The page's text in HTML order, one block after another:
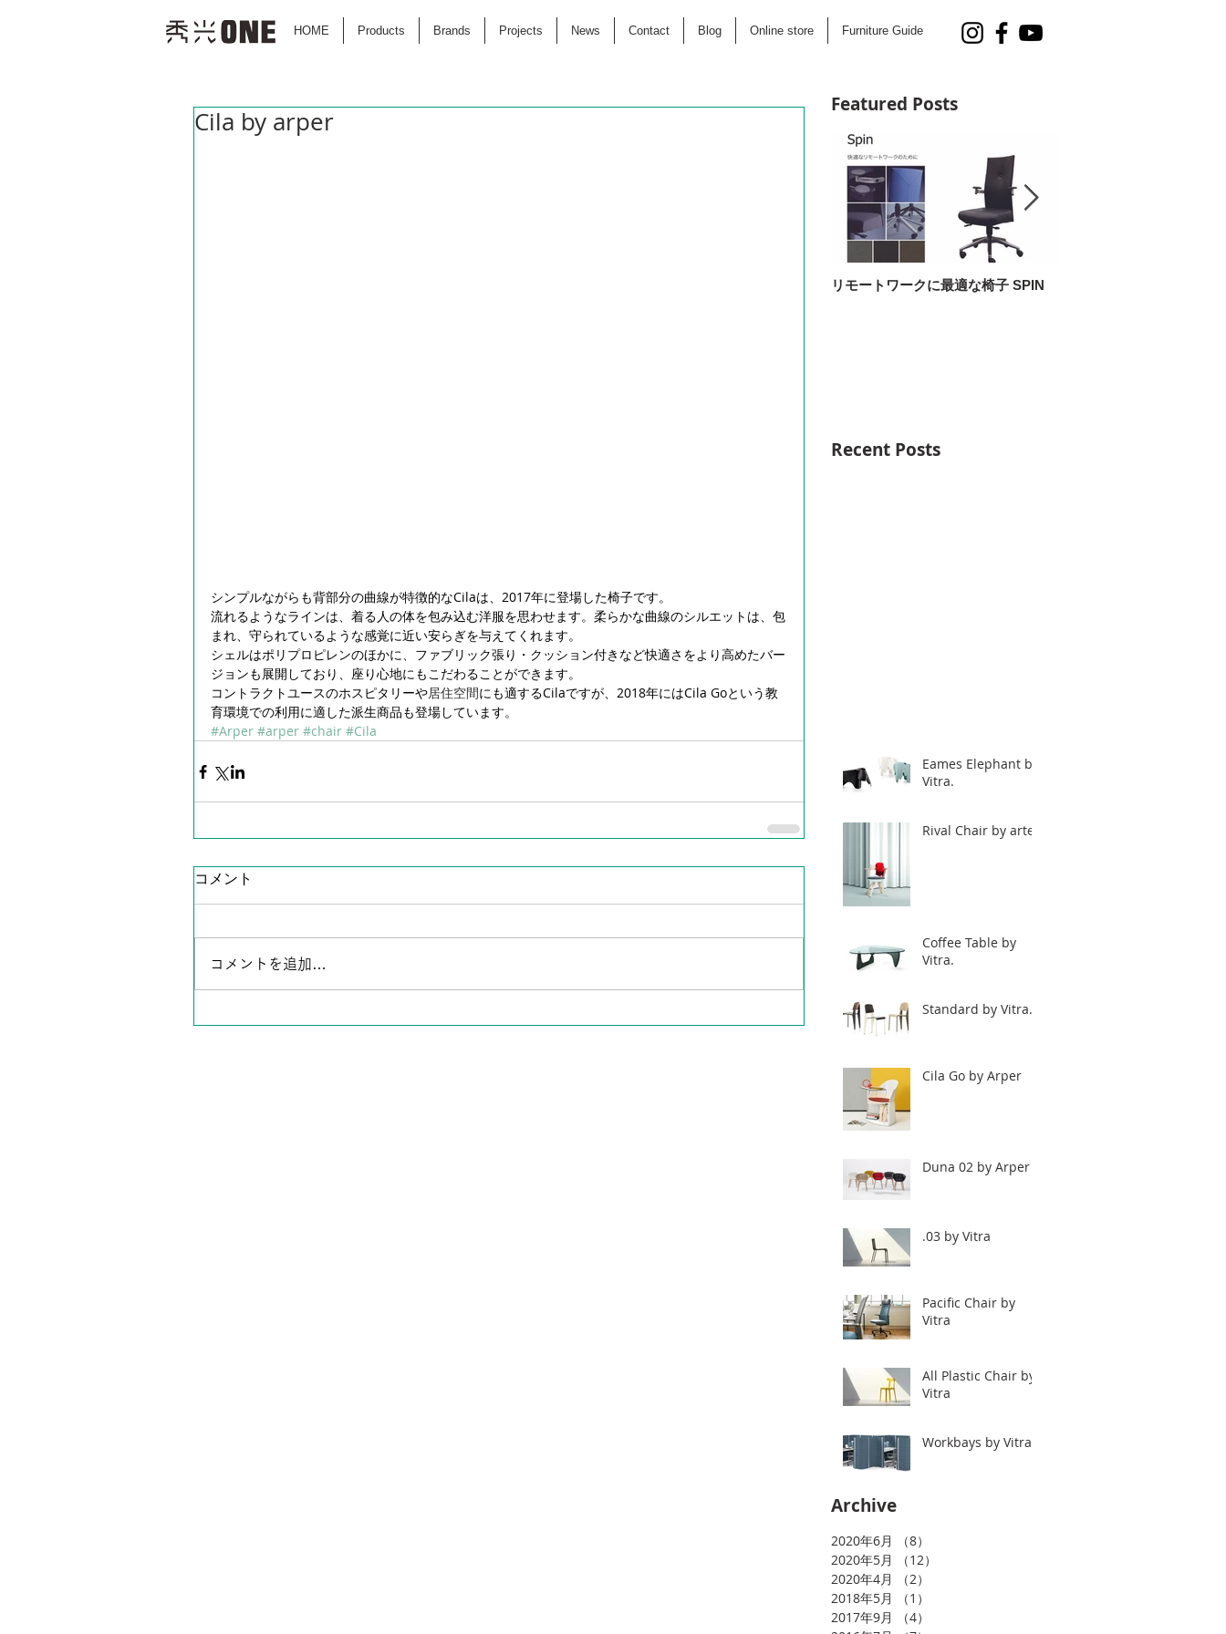
HOME Products Brands Projects News Contact Blog Online store Furniture Guide
Cila by arper
シンプルながらも背部分の曲線が特徴的なCilaは、2017年に登場した椅子です。
流れるようなラインは、着る人の体を包み込む洋服を思わせます。柔らかな曲線のシルエットは、包
まれ、守られているような感覚に近い安らぎを与えてくれます。
シェルはポリプロピレンのほかに、ファブリック張り・クッション付きなど快適さをより高めたバー
ジョンも展開しており、座り心地にもこだわることができます。
コントラクトユースのホスピタリーや居住空間にも適するCilaですが、2018年にはCila Goという教
育環境での利用に適した派生商品も登場しています。
#Arper #arper #chair #Cila
コメント
コメントを追加…
Featured Posts
リモートワークに最適な椅子 SPIN
Recent Posts
Eames Elephant by
Vitra.
Rival Chair by artek
Coffee Table by
Vitra.
Standard by Vitra.
Cila Go by Arper
Duna 02 by Arper
.03 by Vitra
Pacific Chair by
Vitra
All Plastic Chair by
Vitra
Workbays by Vitra.
Archive
2020年6月 （8）
2020年5月
（12）
2020年4月
（2）
2018年5月
（1）
2017年9月
（4）